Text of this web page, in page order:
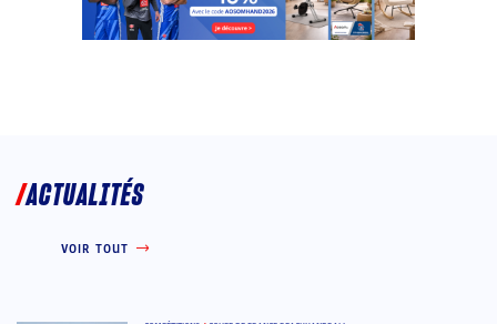
ACTUALITÉS
VOIR TOUT